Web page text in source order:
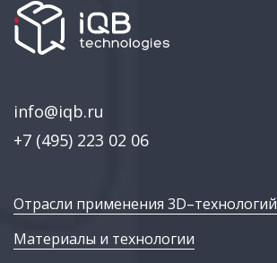
info@iqb.ru
+7 (495) 223 02 06
Отрасли применения 3D–технологий
Материалы и технологии